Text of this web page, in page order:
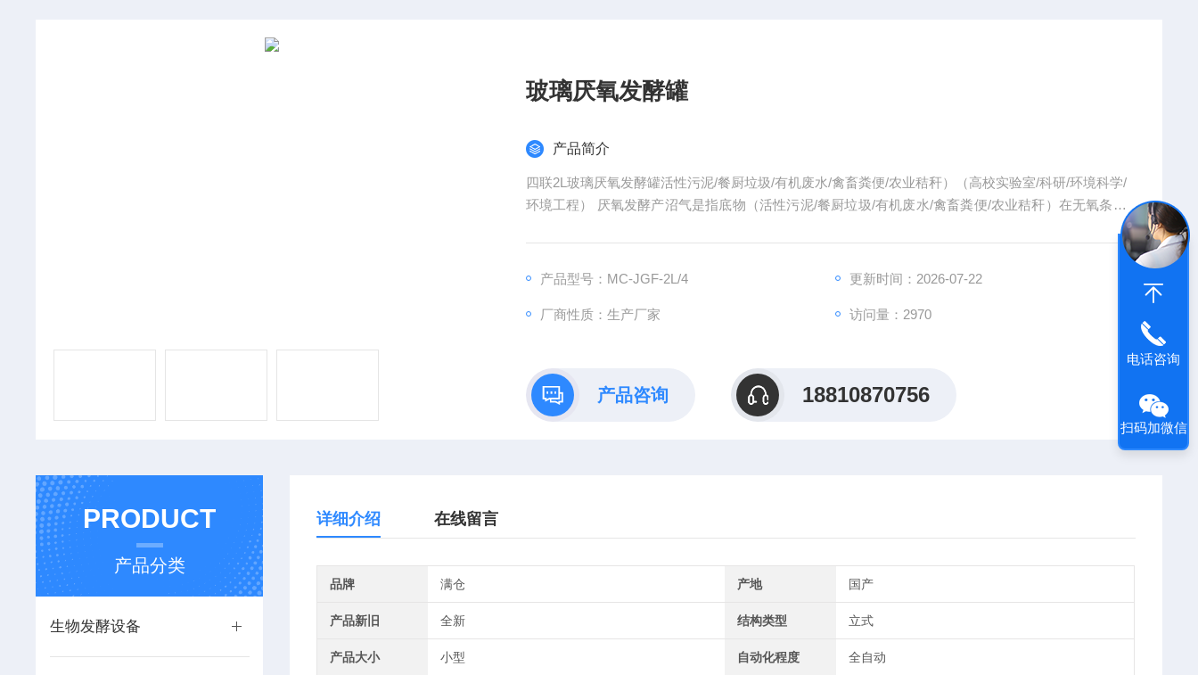
玻璃厌氧发酵罐
产品简介
四联2L玻璃厌氧发酵罐活性污泥/餐厨垃圾/有机废水/禽畜粪便/农业秸秆）（高校实验室/科研/环境科学/
环境工程） 厌氧发酵产沼气是指底物（活性污泥/餐厨垃圾/有机废水/禽畜粪便/农业秸秆）在无氧条件
下，由兼性菌和厌氧细菌将底物中的可生物降解的有机物分解成二氧化碳、甲烷和水等，使底物得到
产品型号：MC-JGF-2L/4
更新时间：2026-07-22
厂商性质：生产厂家 访问量：2970
产品咨询 18810870756
PRODUCT
产品分类
生物发酵设备
详细介绍 在线留言
品牌 满仓 产地 国产
产品新旧 全新 结构类型 立式
产品大小 小型 自动化程度 全自动
电话咨询
扫码加微信